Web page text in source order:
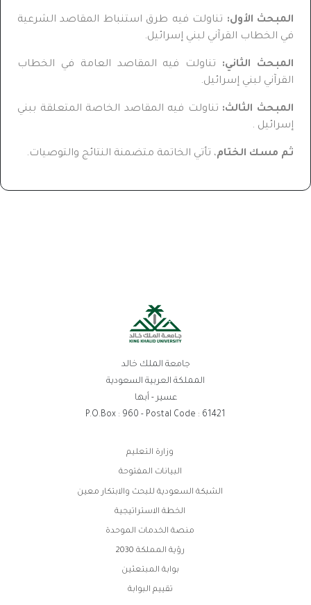
المبحث الأول: تناولت فيه طرق استنباط المقاصد الشرعية
في الخطاب القرآني لبني إسرائيل.
المبحث الثاني: تناولت فيه المقاصد العامة في الخطاب
القرآني لبني إسرائيل.
المبحث الثالث: تناولت فيه المقاصد الخاصة المتعلقة ببني
إسرائيل .
ثم مسك الختام، تأتي الخاتمة متضمنة النتائج والتوصيات.
جامعة الملك خالد
المملكة العربية السعودية
عسير - أبها
P.O.Box : 960 - Postal Code : 61421
وزارة التعليم
البيانات المفتوحة
الشبكة السعودية للبحث والابتكار معين
الخطة الاستراتيجية
منصة الخدمات الموحدة
رؤية المملكة 2030
بوابة المبتعثين
تقييم البوابة